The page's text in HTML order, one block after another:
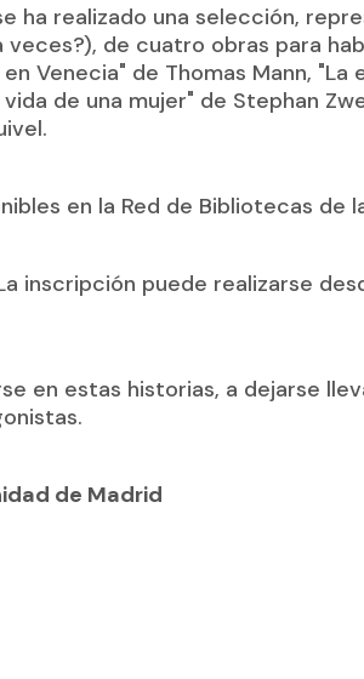
ha realizado una selección,
veces?), de cuatro obras para
Venecia" de Thomas Mann, "La
de una mujer" de Stephan
en la Red de Bibliotecas de
inscripción puede realizarse
en estas historias, a dejarse
de Madrid